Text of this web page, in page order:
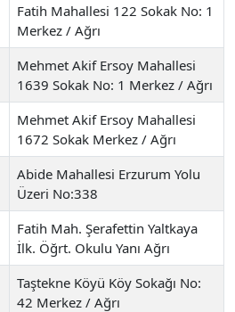
Fatih Mahallesi 122 Sokak No: 1
Merkez / Ağrı
Mehmet Akif Ersoy Mahallesi
1639 Sokak No: 1 Merkez / Ağrı
Mehmet Akif Ersoy Mahallesi
1672 Sokak Merkez / Ağrı
Abide Mahallesi Erzurum Yolu
Üzeri No:338
Fatih Mah. Şerafettin Yaltkaya
İlk. Öğrt. Okulu Yanı Ağrı
Taştekne Köyü Köy Sokağı No:
42 Merkez / Ağrı